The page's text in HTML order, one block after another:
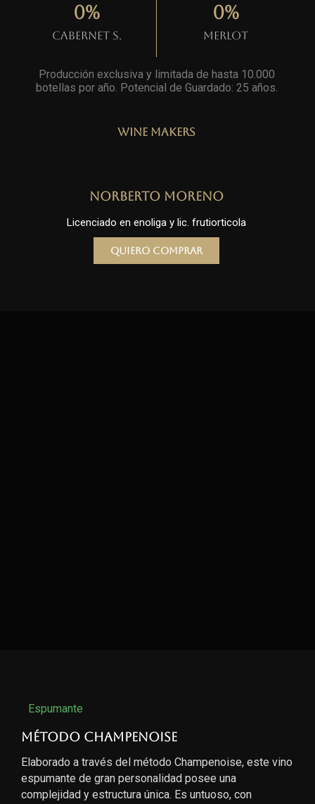
Cabernet S.
0%
Merlot
0%
Producción exclusiva y limitada de hasta 10.000
botellas por año. Potencial de Guardado: 25 años
Wine Makers
Norberto Moreno
Licenciado en enoliga y lic. frutiorticola
Quiero comprar
Espumante
Método Champenoise
Elaborado a través del método Champenoise, este vino
espumante de gran personalidad posee una
complejidad y estructura única. Es untuoso, con